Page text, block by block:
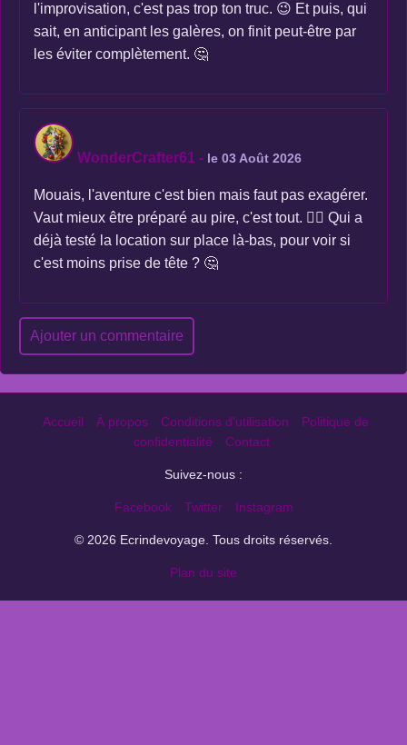
l'improvisation, c'est pas trop ton truc. 😉 Et puis, qui
sait, en anticipant les galères, on finit peut-être par
les éviter complètement. 🤔
WonderCrafter61 - le 03 Août 2026
Mouais, l'aventure c'est bien mais faut pas exagérer.
Vaut mieux être préparé au pire, c'est tout. 🤷‍♂️ Qui a
déjà testé la location sur place là-bas, pour voir si
c'est moins prise de tête ? 🤔
Ajouter un commentaire
Accueil À propos Conditions d'utilisation
Politique de
confidentialité
Contact
Suivez-nous :
Facebook Twitter Instagram
© 2026 Ecrindevoyage. Tous droits réservés.
Plan du site